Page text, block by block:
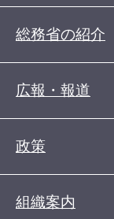
総務省の紹介
広報・報道
政策
組織案内